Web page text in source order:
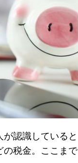
認識していると
の税金。ここまで